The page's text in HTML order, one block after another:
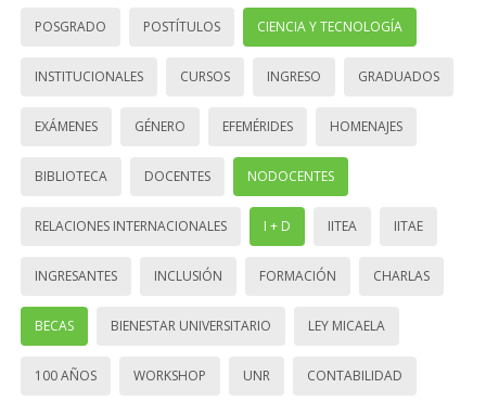
POSGRADO POSTÍTULOS CIENCIA Y TECNOLOGÍA
INSTITUCIONALES CURSOS INGRESO GRADUADOS
EXÁMENES GÉNERO EFEMÉRIDES HOMENAJES
BIBLIOTECA DOCENTES NODOCENTES
RELACIONES INTERNACIONALES I + D IITEA IITAE
INGRESANTES INCLUSIÓN FORMACIÓN CHARLAS
BECAS BIENESTAR UNIVERSITARIO LEY MICAELA
100 AÑOS WORKSHOP UNR CONTABILIDAD